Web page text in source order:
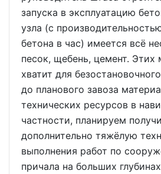
запуска в эксплуатацию
узла (с
бетона в час) имеется всё
песок, щебень, цемент. Этих
хватит для
до планового завоза
технических ресурсов в
частности, планируем
дополнительно тяжёлую
выполнения работ по
причала на больших